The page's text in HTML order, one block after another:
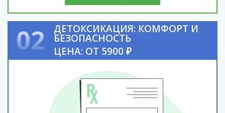
02 ДЕТОКСИКАЦИЯ: КОМФОРТ И
БЕЗОПАСНОСТЬ
ЦЕНА: ОТ 5900 ₽